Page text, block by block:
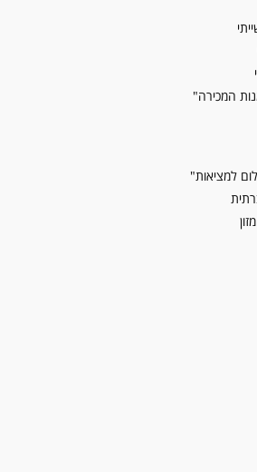
המכירה"
למציאות"